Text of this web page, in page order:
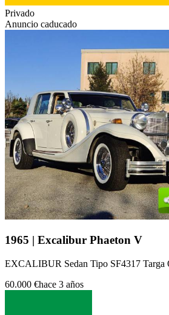
Privado
Anuncio caducado
1965 | Excalibur Phaeton V
EXCALIBUR Sedan Tipo SF4317 Targa
60.000 €hace 3 años